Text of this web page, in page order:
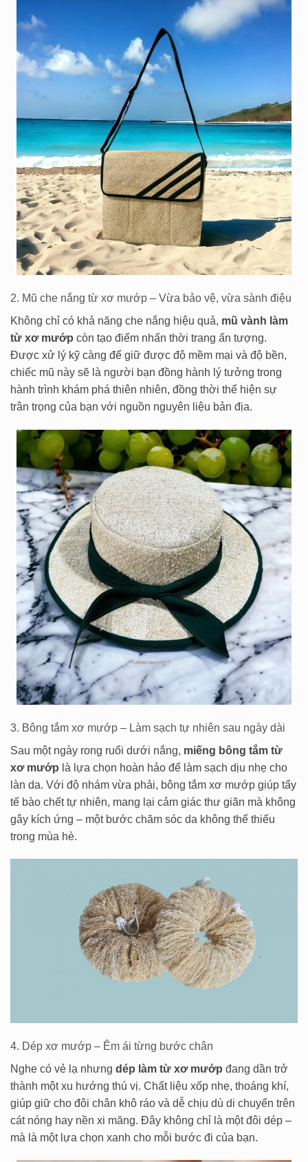
2. Mũ che nắng từ xơ mướp – Vừa bảo vệ, vừa sành điệu
Không chỉ có khả năng che nắng hiệu quả, mũ vành làm
từ xơ mướp còn tạo điểm nhấn thời trang ấn tượng.
Được xử lý kỹ càng để giữ được độ mềm mại và độ bền,
chiếc mũ này sẽ là người bạn đồng hành lý tưởng trong
hành trình khám phá thiên nhiên, đồng thời thể hiện sự
trân trọng của bạn với nguồn nguyên liệu bản địa.
3. Bông tắm xơ mướp – Làm sạch tự nhiên sau ngày dài
Sau một ngày rong ruổi dưới nắng, miếng bông tắm từ
xơ mướp là lựa chọn hoàn hảo để làm sạch dịu nhẹ cho
làn da. Với độ nhám vừa phải, bông tắm xơ mướp giúp tẩy
tế bào chết tự nhiên, mang lại cảm giác thư giãn mà không
gây kích ứng – một bước chăm sóc da không thể thiếu
trong mùa hè.
4. Dép xơ mướp – Êm ái từng bước chân
Nghe có vẻ lạ nhưng dép làm từ xơ mướp đang dần trở
thành một xu hướng thú vị. Chất liệu xốp nhẹ, thoáng khí,
giúp giữ cho đôi chân khô ráo và dễ chịu dù di chuyển trên
cát nóng hay nền xi măng. Đây không chỉ là một đôi dép –
mà là một lựa chọn xanh cho mỗi bước đi của bạn.